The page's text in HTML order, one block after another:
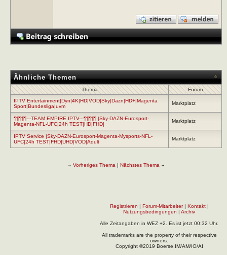
Ähnliche Themen
Thema
Forum
IPTV Entertainment|Dyn|4K|HD|VOD|Sky|Dazn|HD+|Magenta
Sport|Bundesliga|uvm
Marktplatz
¶¶¶¶¶---TEAM EMPIRE IPTV---¶¶¶¶¶ |Sky-DAZN-Eurosport-
Magenta-NFL-UFC|24h TEST|HD|FHD|
Marktplatz
IPTV Service |Sky-DAZN-Eurosport-Magenta-Mysports-NFL-
UFC|24h TEST|FHD|UHD|VOD|Adult
Marktplatz
« Vorheriges Thema | Nächstes Thema »
Registrieren | Forum-Mitarbeiter| Kontakt|
Nutzungsbedingungen | Archiv
Alle Zeitangaben in WEZ +2. Es ist jetzt 00:32 Uhr.
All trademarks are the property of their respective
owners.
Copyright ©2019 Boerse.IM/AM/IO/AI